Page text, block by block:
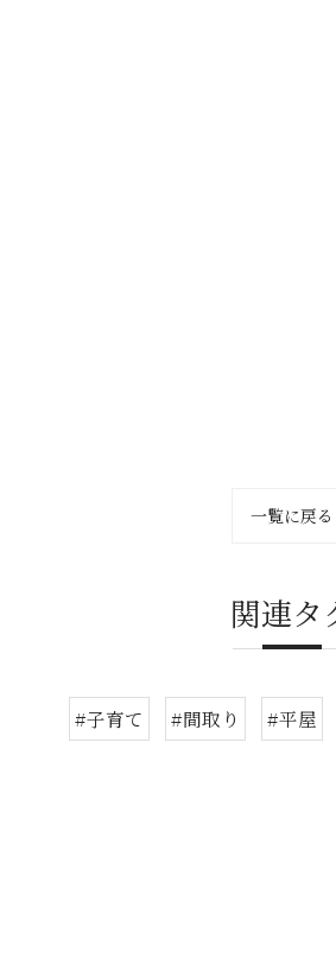
一覧に戻る
関連タ
#子育て #間取り #平屋